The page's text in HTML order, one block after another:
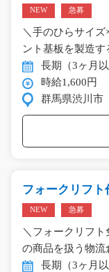
NEW 急募
＼手のひらサイズ
ント基板を製造
長期（3ヶ月以
時給1,600円
群馬県渋川市
フォークリフト
NEW 急募
＼フォークリフ
の商品を扱う物
長期（3ヶ月以